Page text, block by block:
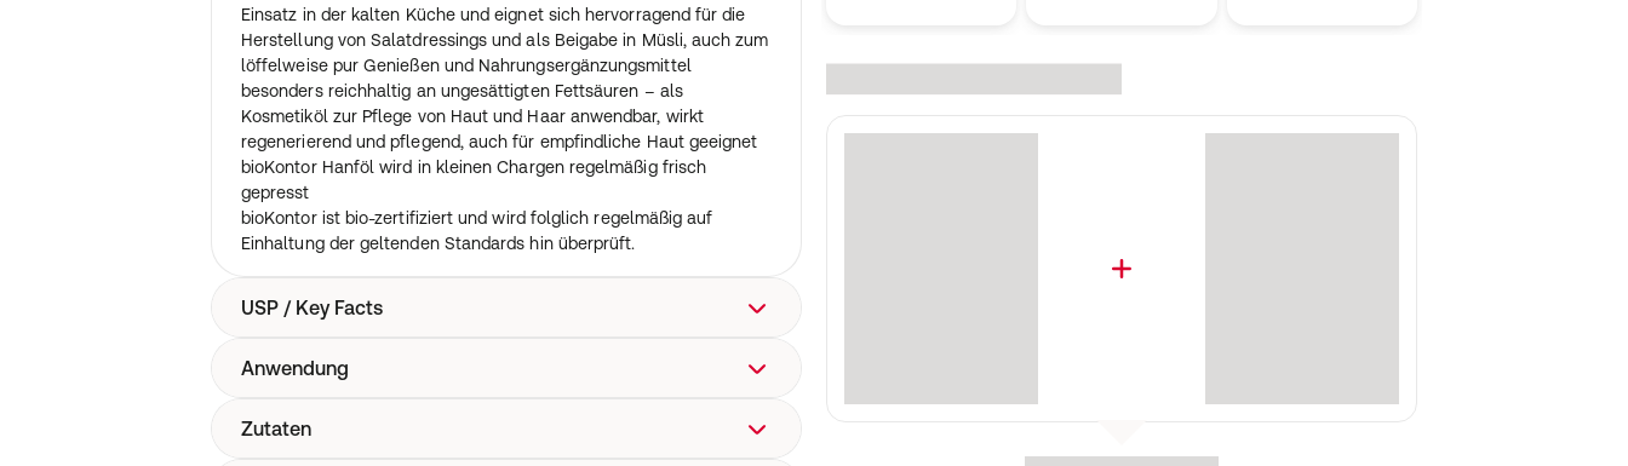
Einsatz in der kalten Küche und eignet sich hervorragend für die
Herstellung von Salatdressings und als Beigabe in Müsli, auch zum
löffelweise pur Genießen und Nahrungsergänzungsmittel
besonders reichhaltig an ungesättigten Fettsäuren – als
Kosmetiköl zur Pflege von Haut und Haar anwendbar, wirkt
regenerierend und pflegend, auch für empfindliche Haut geeignet
bioKontor Hanföl wird in kleinen Chargen regelmäßig frisch
gepresst
bioKontor ist bio-zertifiziert und wird folglich regelmäßig auf
Einhaltung der geltenden Standards hin überprüft.
USP / Key Facts
Hanfsamen aus kontrolliert biologischem Anbau
(1:3)
Anwendung
Ideal für die Zubereitung kalter Speisen, wie Salatdressings, als
Zutaten